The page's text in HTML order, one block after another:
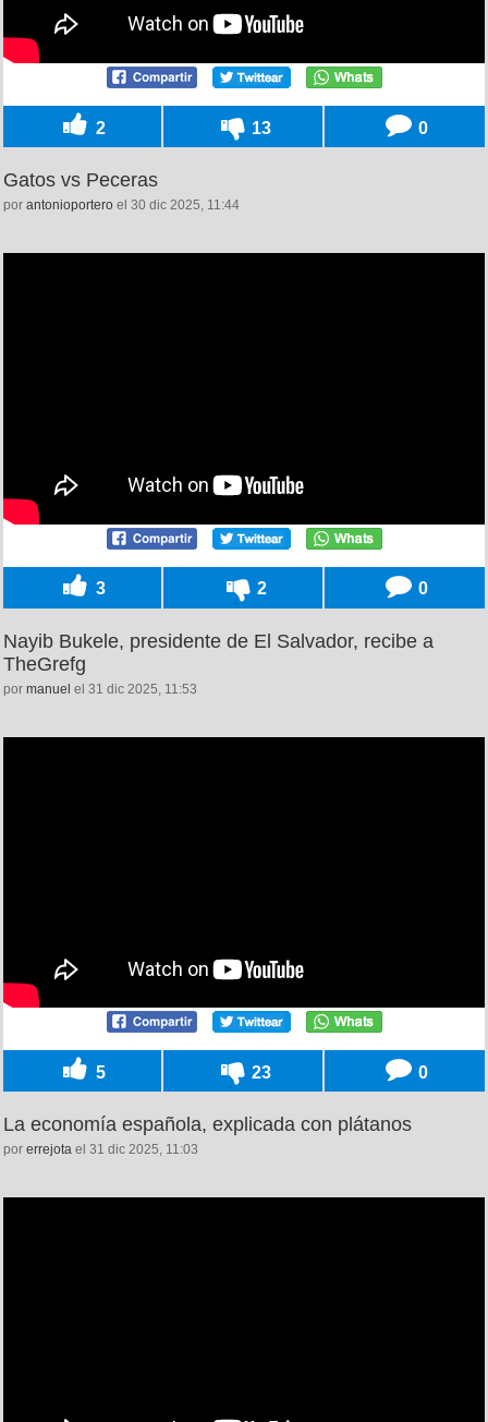
2 13 0
Gatos vs Peceras
por antonioportero el 30 dic 2025, 11:44
3 2 0
Nayib Bukele, presidente de El Salvador, recibe a
TheGrefg
por manuel el 31 dic 2025, 11:53
5 23 0
La economía española, explicada con plátanos
por errejota el 31 dic 2025, 11:03